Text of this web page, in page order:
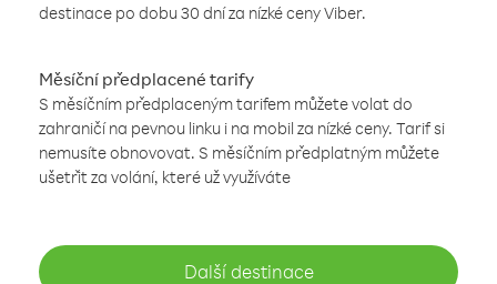
destinace po dobu 30 dní za nízké ceny Viber.
Měsíční předplacené tarify
S měsíčním předplaceným tarifem můžete volat do
zahraničí na pevnou linku i na mobil za nízké ceny. Tarif si
nemusíte obnovovat. S měsíčním předplatným můžete
ušetřit za volání, které už využíváte
Další destinace